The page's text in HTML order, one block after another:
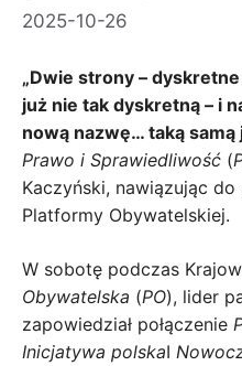
2025-10-26
„Dwie strony – dyskretne
już nie tak dyskretną – i
nową nazwę… taką samą
Prawo i Sprawiedliwość (
Kaczyński, nawiązując
Platformy Obywatelskiej.
W sobotę podczas
Obywatelska (PO), lider
zapowiedział połączenie
Inicjatywa polskaI